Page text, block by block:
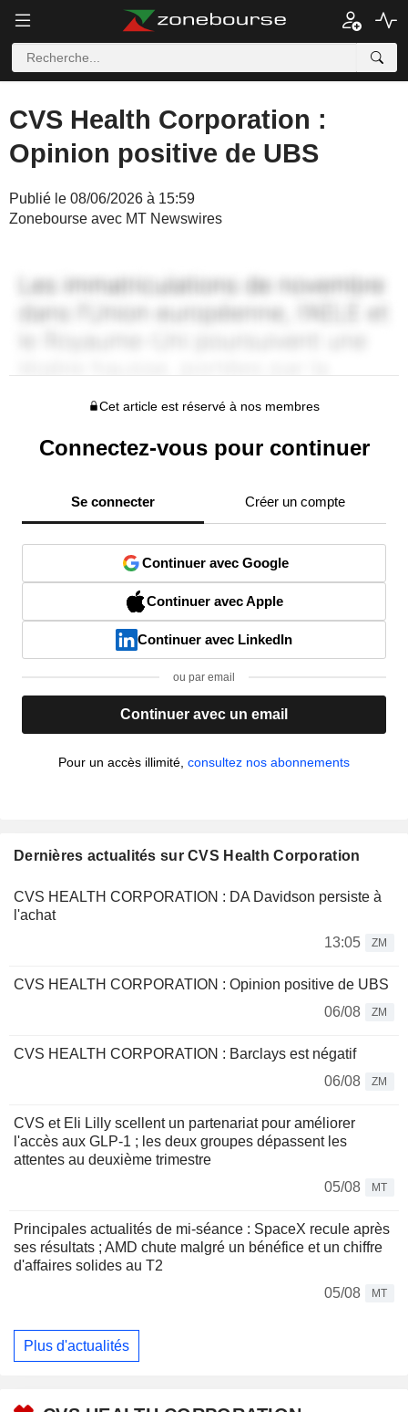
CVS Health Corporation :
Opinion positive de UBS
Publié le 08/06/2026 à 15:59
Zonebourse avec MT Newswires
Cet article est réservé à nos membres
Connectez-vous pour continuer
Se connecter Créer un compte
Continuer avec Google
Continuer avec Apple
Continuer avec LinkedIn
ou par email
Continuer avec un email
Pour un accès illimité, consultez nos abonnements
Dernières actualités sur CVS Health Corporation
CVS HEALTH CORPORATION : DA Davidson persiste à
l'achat
13:05
ZM
CVS HEALTH CORPORATION : Opinion positive de UBS
06/08
ZM
CVS HEALTH CORPORATION : Barclays est négatif
06/08
ZM
CVS et Eli Lilly scellent un partenariat pour améliorer
l'accès aux GLP-1 ; les deux groupes dépassent les
attentes au deuxième trimestre
05/08
MT
Principales actualités de mi-séance : SpaceX recule après
ses résultats ; AMD chute malgré un bénéfice et un chiffre
d'affaires solides au T2
05/08
MT
Plus d'actualités